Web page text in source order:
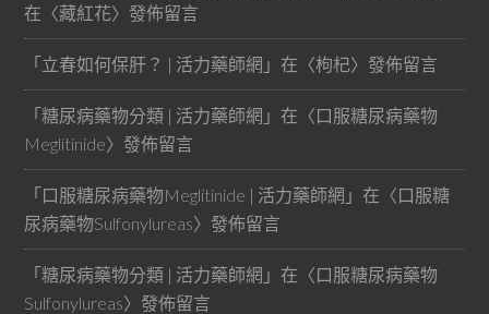
在〈藏紅花〉發佈留言
「立春如何保肝？ | 活力藥師網 」在〈枸杞〉發佈留言
「糖尿病藥物分類 | 活力藥師網 」在〈口服糖尿病藥物
Meglitinide〉發佈留言
「口服糖尿病藥物Meglitinide | 活力藥師網 」在〈口服糖
尿病藥物Sulfonylureas〉發佈留言
「糖尿病藥物分類 | 活力藥師網 」在〈口服糖尿病藥物
Sulfonylureas〉發佈留言